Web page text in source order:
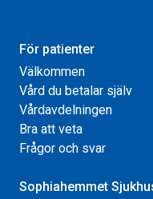
För patienter
Välkommen
Vård du betalar själv
Vårdavdelningen
Bra att veta
Frågor och svar
Sophiahemmet